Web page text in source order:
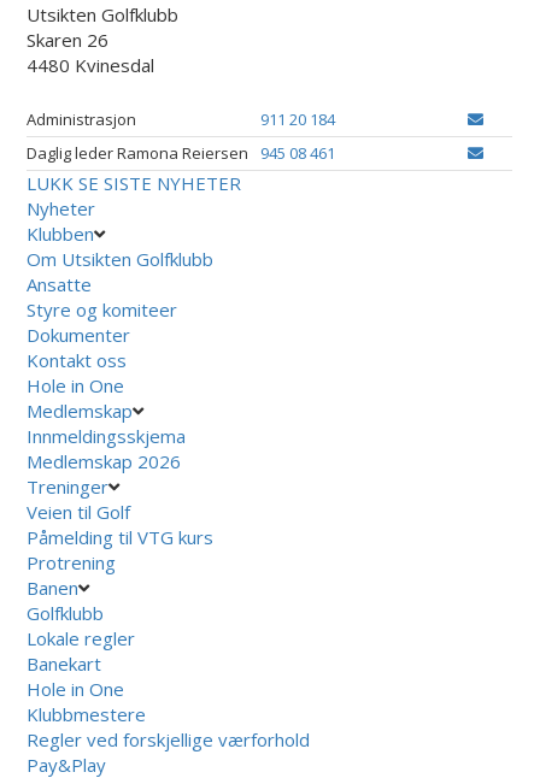
Utsikten Golfklubb
Skaren 26
4480 Kvinesdal
Administrasjon
911 20 184
Daglig leder Ramona Reiersen
945 08 461
LUKK SE SISTE NYHETER
Nyheter
Klubben
Om Utsikten Golfklubb
Ansatte
Styre og komiteer
Dokumenter
Kontakt oss
Hole in One
Medlemskap
Innmeldingsskjema
Medlemskap 2026
Treninger
Veien til Golf
Påmelding til VTG kurs
Protrening
Banen
Golfklubb
Lokale regler
Banekart
Hole in One
Klubbmestere
Regler ved forskjellige værforhold
Pay&Play